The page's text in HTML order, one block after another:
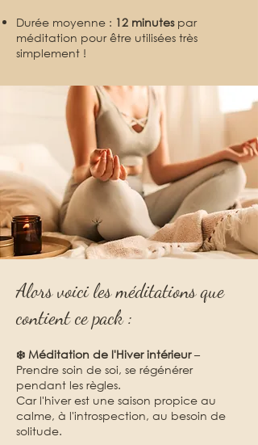
Durée moyenne : 12 minutes par
méditation pour être utilisées très
simplement !
Alors voici les méditations que
contient ce pack :
❄️ Méditation de l'Hiver intérieur–
Prendre soin de soi, se régénérer
pendant les règles.
Car l'hiver est une saison propice au
calme, à l'introspection, au besoin de
solitude.